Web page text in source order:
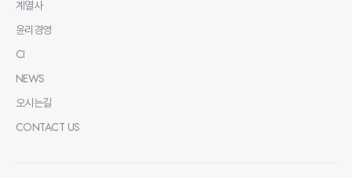
계열사
윤리경영
CI
NEWS
오시는길
CONTACT US